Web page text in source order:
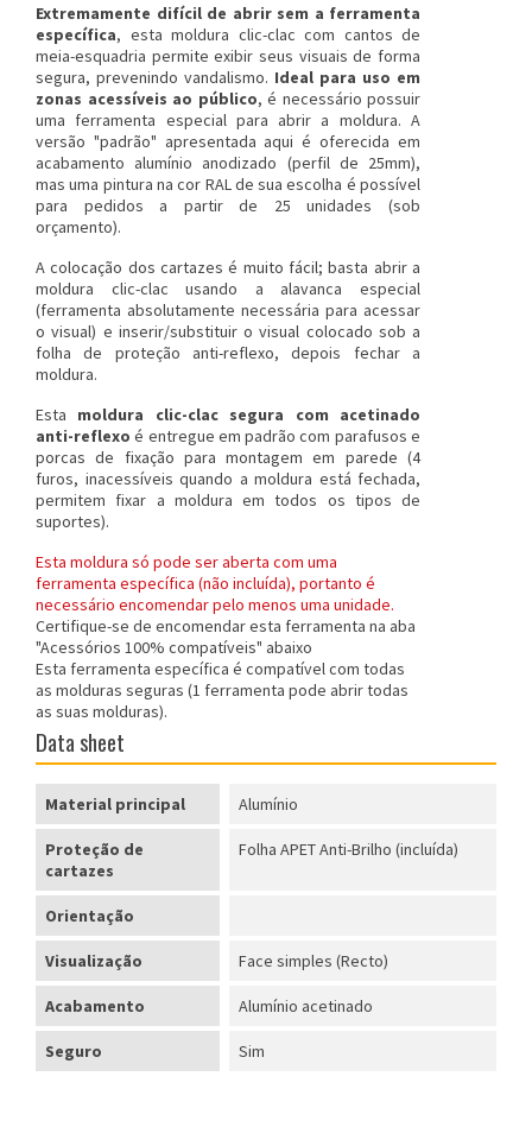
Extremamente difícil de abrir sem a ferramenta
específica, esta moldura clic-clac com cantos de
meia-esquadria permite exibir seus visuais de forma
segura, prevenindo vandalismo. Ideal para uso em
zonas acessíveis ao público, é necessário possuir
uma ferramenta especial para abrir a moldura. A
versão "padrão" apresentada aqui é oferecida em
acabamento alumínio anodizado (perfil de 25mm),
mas uma pintura na cor RAL de sua escolha é possível
para pedidos a partir de 25 unidades (sob
orçamento).
A colocação dos cartazes é muito fácil; basta abrir a
moldura clic-clac usando a alavanca especial
(ferramenta absolutamente necessária para acessar
o visual) e inserir/substituir o visual colocado sob a
folha de proteção anti-reflexo, depois fechar a
moldura.
Esta moldura clic-clac segura com acetinado
anti-reflexo é entregue em padrão com parafusos e
porcas de fixação para montagem em parede (4
furos, inacessíveis quando a moldura está fechada,
permitem fixar a moldura em todos os tipos de
suportes).
Esta moldura só pode ser aberta com uma
ferramenta específica (não incluída), portanto é
necessário encomendar pelo menos uma unidade.
Certifique-se de encomendar esta ferramenta na aba
"Acessórios 100% compatíveis" abaixo
Esta ferramenta específica é compatível com todas
as molduras seguras (1 ferramenta pode abrir todas
as suas molduras).
Data sheet
Material principal Alumínio
Proteção de
cartazes
Folha APET Anti-Brilho (incluída)
Orientação
Visualização Face simples (Recto)
Acabamento Alumínio acetinado
Seguro Sim